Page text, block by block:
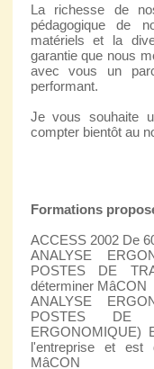
La richesse de
pédagogique de
matériels et la
garantie que nous
avec vous un
performant.
Je vous souhaite
compter bientôt au
Formations
ACCESS 2002 De
ANALYSE
POSTES DE
déterminer MâCON
ANALYSE
POSTES DE
ERGONOMIQUE)
l'entreprise et est
MâCON